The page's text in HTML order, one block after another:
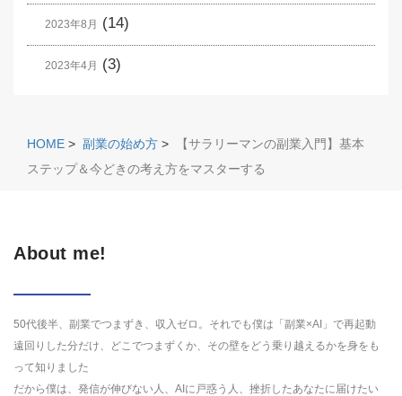
2023年8月 (14)
2023年4月 (3)
HOME > 副業の始め方 >
【サラリーマンの副業入門】基本
ステップ＆今どきの考え方をマスターする
About me!
50代後半、副業でつまずき、収入ゼロ。それでも僕は「副業×AI」で再起動
遠回りした分だけ、どこでつまずくか、その壁をどう乗り越えるかを身をも
って知りました
だから僕は、発信が伸びない人、AIに戸惑う人、挫折したあなたに届けたい